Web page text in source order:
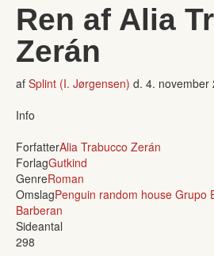
Ren af Alia
Zerán
af Splint (I. Jørgensen) d. 4. november
Info
ForfatterAlia Trabucco Zerán
ForlagGutkind
GenreRoman
OmslagPenguin random house Grupo
Barberan
Sideantal
298